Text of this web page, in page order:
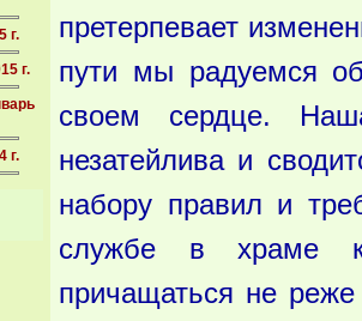
г.
г.
г.
претерпевает
пути мы радуемся
своем сердце.
незатейли­ва и
набору правил и
службе в храме
причащаться не реже